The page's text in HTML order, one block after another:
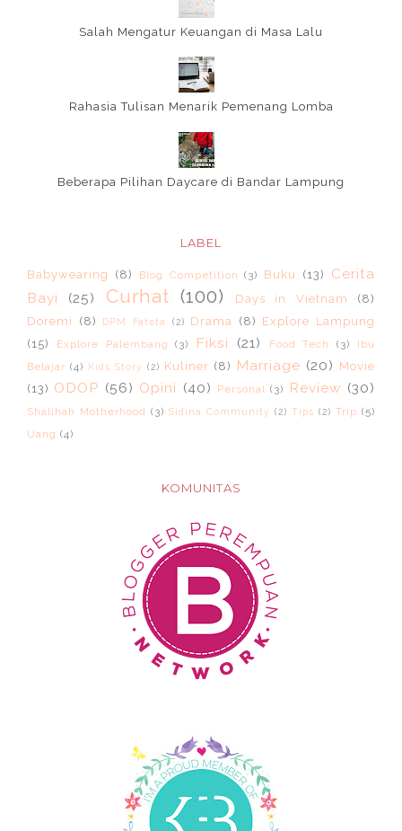
Salah Mengatur Keuangan di Masa Lalu
Rahasia Tulisan Menarik Pemenang Lomba
Beberapa Pilihan Daycare di Bandar Lampung
LABEL
Babywearing (8) Blog Competition (3) Buku (13)
Cerita
Bayi
(25) Curhat (100) Days in Vietnam
(8)
Doremi
(8) DPM Fateta (2) Drama (8) Explore Lampung
(15)
Explore Palembang (3) Fiksi (21) Food Tech (3)
Ibu
Belajar (4) Kids Story (2) Kuliner (8) Marriage (20) Movie
(13) ODOP (56) Opini (40) Personal (3) Review (30)
Shalihah Motherhood (3) Sidina Community (2) Tips (2) Trip (5)
Uang (4)
KOMUNITAS